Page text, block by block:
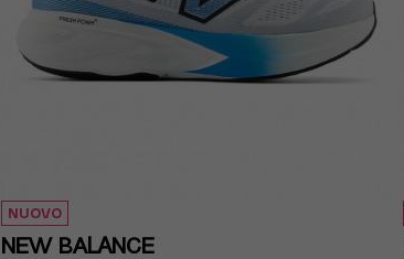
NUOVO
NEW BALANCE